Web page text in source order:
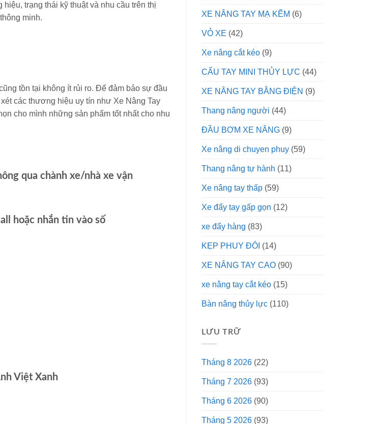
trạng thái kỹ thuật và nhu cầu trên thị
minh.
tồn tại không ít rủi ro. Để đảm bảo sự đầu
các thương hiệu uy tín như Xe Nâng Tay
cho mình những sản phẩm tốt nhất cho nhu
qua chành xe/nhà xe vận
hoặc nhắn tin vào số
Việt Xanh
XE NÂNG TAY MẠ KẼM (6)
VỎ XE (42)
Xe nâng cắt kéo (9)
CẨU TAY MINI THỦY LỰC (44)
XE NÂNG TAY BẰNG ĐIỆN (9)
Thang nâng người (44)
ĐẦU BƠM XE NÂNG (9)
Xe nâng di chuyen phuy (59)
Thang nâng tự hành (11)
Xe nâng tay thấp (59)
Xe đẩy tay gấp gọn (12)
xe đẩy hàng (83)
KẸP PHUY ĐÔI (14)
XE NÂNG TAY CAO (90)
xe nâng tay cắt kéo (15)
Bàn nâng thủy lực (110)
LƯU TRỮ
Tháng 8 2026 (22)
Tháng 7 2026 (93)
Tháng 6 2026 (90)
Tháng 5 2026 (93)